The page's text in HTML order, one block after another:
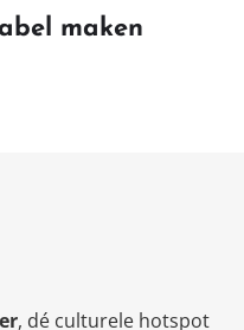
maken
, dé culturele hotspot